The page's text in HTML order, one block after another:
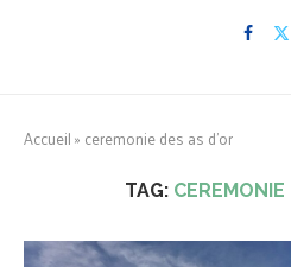
Accueil» ceremonie des as d'or
TAG: CEREMONIE